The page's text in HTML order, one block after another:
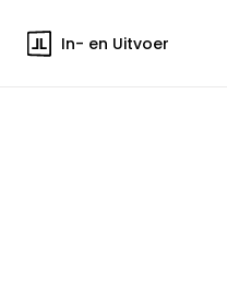
In- en Uitvoer